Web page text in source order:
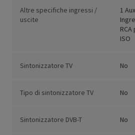
Altre specifiche ingressi /
uscite
1
ISO
Sintonizzatore TV No
Tipo di sintonizzatore TV No
Sintonizzatore DVB-T No